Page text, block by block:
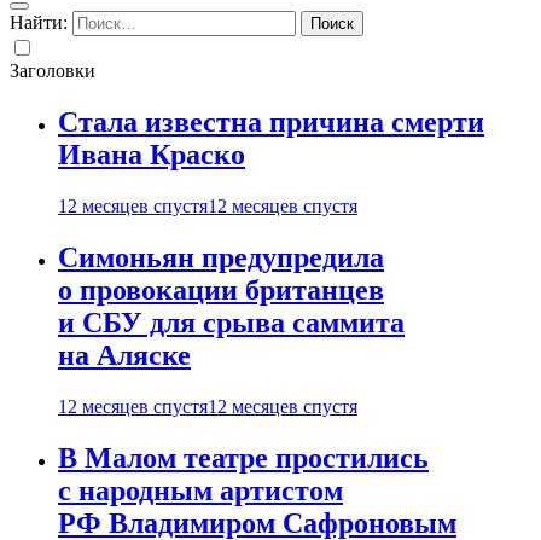
Найти:
Заголовки
Стала известна причина смерти
Ивана Краско
12 месяцев спустя12 месяцев спустя
Симоньян предупредила
о провокации британцев
и СБУ для срыва саммита
на Аляске
12 месяцев спустя12 месяцев спустя
В Малом театре простились
с народным артистом
РФ Владимиром Сафроновым